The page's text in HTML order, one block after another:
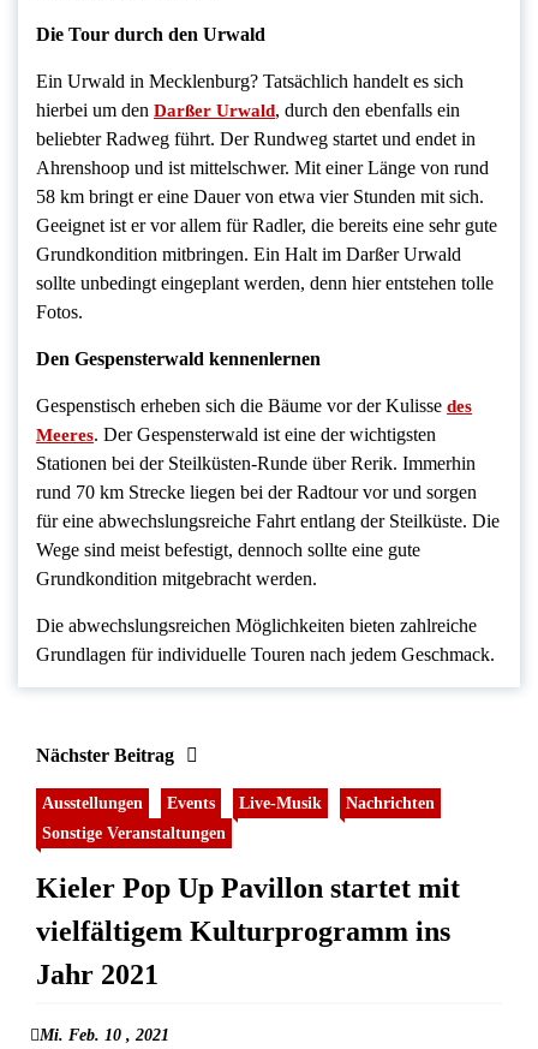
Die Tour durch den Urwald
Ein Urwald in Mecklenburg? Tatsächlich handelt es sich
hierbei um den Darßer Urwald, durch den ebenfalls ein
beliebter Radweg führt. Der Rundweg startet und endet in
Ahrenshoop und ist mittelschwer. Mit einer Länge von rund
58 km bringt er eine Dauer von etwa vier Stunden mit sich.
Geeignet ist er vor allem für Radler, die bereits eine sehr gute
Grundkondition mitbringen. Ein Halt im Darßer Urwald
sollte unbedingt eingeplant werden, denn hier entstehen tolle
Fotos.
Den Gespensterwald kennenlernen
Gespenstisch erheben sich die Bäume vor der Kulisse des
Meeres. Der Gespensterwald ist eine der wichtigsten
Stationen bei der Steilküsten-Runde über Rerik. Immerhin
rund 70 km Strecke liegen bei der Radtour vor und sorgen
für eine abwechslungsreiche Fahrt entlang der Steilküste. Die
Wege sind meist befestigt, dennoch sollte eine gute
Grundkondition mitgebracht werden.
Die abwechslungsreichen Möglichkeiten bieten zahlreiche
Grundlagen für individuelle Touren nach jedem Geschmack.
Nächster Beitrag
Ausstellungen Events Live-Musik
Nachrichten
Sonstige Veranstaltungen
Kieler Pop Up Pavillon startet mit
vielfältigem Kulturprogramm ins
Jahr 2021
Mi. Feb. 10 , 2021